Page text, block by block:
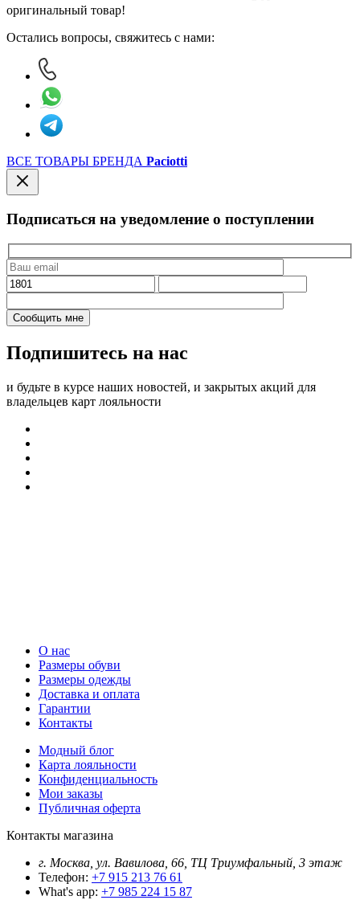
оригинальный товар!
Остались вопросы, свяжитесь с нами:
ВСЕ ТОВАРЫ БРЕНДА Paciotti
Подписаться на уведомление о поступлении
Подпишитесь на нас
и будьте в курсе наших новостей, и закрытых акций для
владельцев карт лояльности
О нас
Размеры обуви
Размеры одежды
Доставка и оплата
Гарантии
Контакты
Модный блог
Карта лояльности
Конфиденциальность
Мои заказы
Публичная оферта
Контакты магазина
г. Москва, ул. Вавилова, 66, ТЦ Триумфальный, 3 этаж
Телефон: +7 915 213 76 61
What's app: +7 985 224 15 87